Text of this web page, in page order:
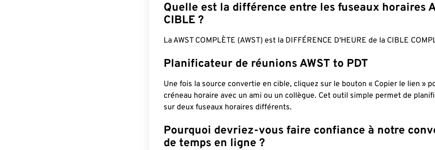
Quelle est la différence entre les fuseaux horaires
CIBLE ?
La AWST COMPLÈTE (AWST) est la DIFFÉRENCE D'HEURE de la CIBLE
Planificateur de réunions AWST to PDT
Une fois la source convertie en cible, cliquez sur le bouton « Copier le lien »
créneau horaire avec un ami ou un collègue. Cet outil simple permet de
sur deux fuseaux horaires différents.
Pourquoi devriez-vous faire confiance à notre
de temps en ligne ?